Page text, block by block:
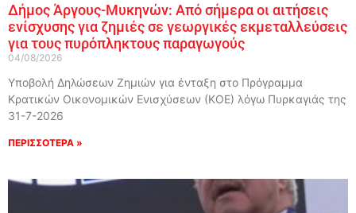
Δήμος Άργους-Μυκηνών: Από σήμερα οι αιτήσεις
ενίσχυσης για ζημιές σε γεωργικές εκμεταλλεύσεις
για τους πυρόπληκτους παραγωγούς
04/08/2026
Υποβολή Δηλώσεων Ζημιών για ένταξη στο Πρόγραμμα
Κρατικών Οικονομικών Ενισχύσεων (ΚΟΕ) λόγω Πυρκαγιάς της
31-7-2026
ΠΕΡΙΣΣΟΤΕΡΑ »